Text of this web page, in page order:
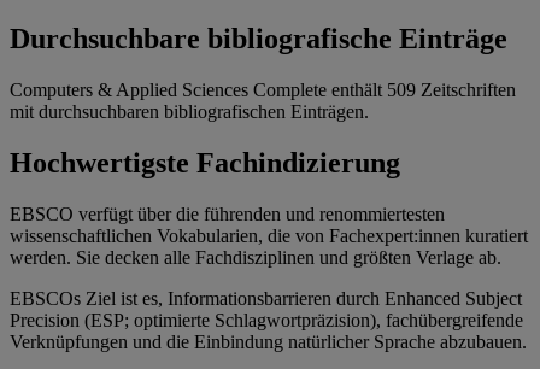
Durchsuchbare bibliografische Einträge
Computers & Applied Sciences Complete enthält 509 Zeitschriften
mit durchsuchbaren bibliografischen Einträgen.
Hochwertigste Fachindizierung
EBSCO verfügt über die führenden und renommiertesten
wissenschaftlichen Vokabularien, die von Fachexpert:innen kuratiert
werden. Sie decken alle Fachdisziplinen und größten Verlage ab.
EBSCOs Ziel ist es, Informationsbarrieren durch Enhanced Subject
Precision (ESP; optimierte Schlagwortpräzision), fachübergreifende
Verknüpfungen und die Einbindung natürlicher Sprache abzubauen.